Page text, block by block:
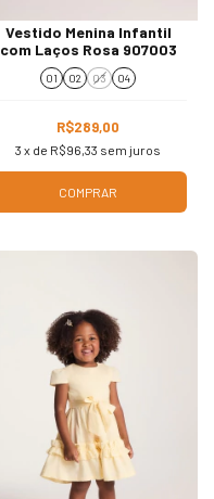
Vestido Menina Infantil
com Laços Rosa 907003
01 02 03 04
R$289,00
3 x de R$96,33 sem juros
COMPRAR